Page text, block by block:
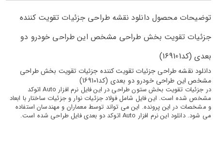
توضیحات محصول دانلود نقشه طراحی جزئیات تقویت کننده
جزئیات تقویت بخش طراحی مشخص این طراحی خودرو دو
بعدی (کد169101)
دانلود نقشه طراحی جزئیات تقویت کننده جزئیات تقویت بخش طراحی
مشخص این طراحی خودرو دو بعدی (کد169101)
در جزئیات تقویت بخش ستون طراحی در این فایل نرم افزار Auto اتوکد
مشخص شده است. این فایل شامل فولاد جزئیات نوار و جزئیات ساختار با ابعاد
و مشخصات در این پرونده. این می تواند توسط معماران و مهندسان استفاده
می شود. دانلود این نرم افزار Auto اتوکد دو بعدی فایل طراحی شده است.